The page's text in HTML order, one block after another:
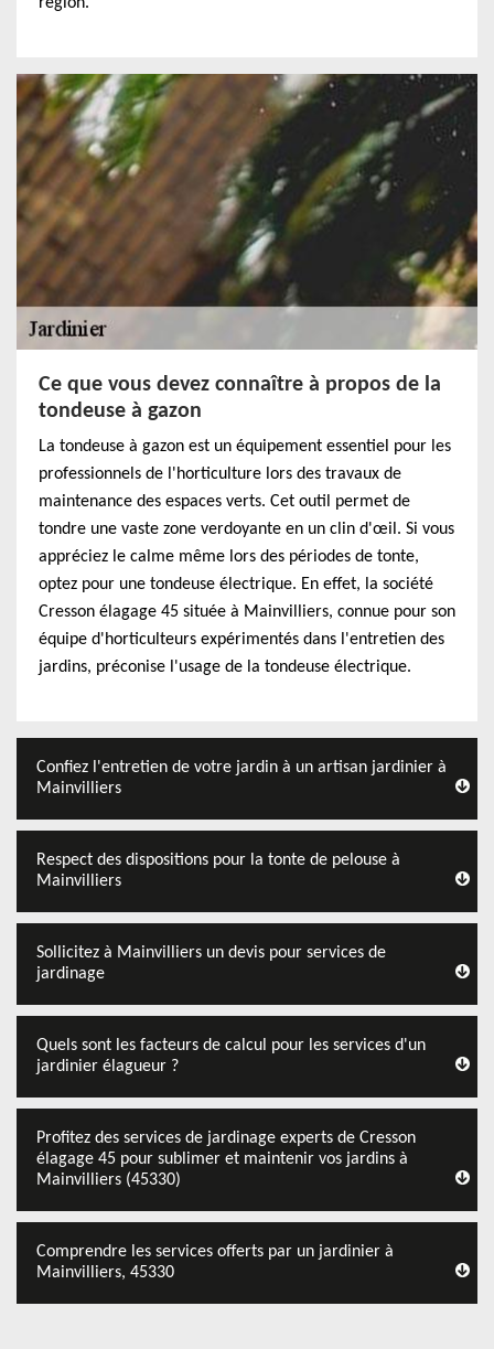
Ce que vous devez connaître à propos de la
tondeuse à gazon
La tondeuse à gazon est un équipement essentiel pour les
professionnels de l'horticulture lors des travaux de
maintenance des espaces verts. Cet outil permet de
tondre une vaste zone verdoyante en un clin d'œil. Si vous
appréciez le calme même lors des périodes de tonte,
optez pour une tondeuse électrique. En effet, la société
Cresson élagage 45 située à Mainvilliers, connue pour son
équipe d'horticulteurs expérimentés dans l'entretien des
jardins, préconise l'usage de la tondeuse électrique.
Confiez l'entretien de votre jardin à un artisan jardinier à
Mainvilliers
Respect des dispositions pour la tonte de pelouse à
Mainvilliers
Sollicitez à Mainvilliers un devis pour services de
jardinage
Quels sont les facteurs de calcul pour les services d'un
jardinier élagueur ?
Profitez des services de jardinage experts de Cresson
élagage 45 pour sublimer et maintenir vos jardins à
Mainvilliers (45330)
Comprendre les services offerts par un jardinier à
Mainvilliers, 45330